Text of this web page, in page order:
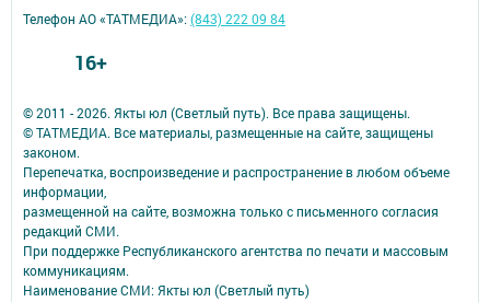
© 2011 - 2026. Якты юл (Светлый путь). Все права защищены.
© ТАТМЕДИА. Все материалы, размещенные на сайте, защищены
законом.
Перепечатка, воспроизведение и распространение в любом объеме
информации,
размещенной на сайте, возможна только с письменного согласия
редакций СМИ.
При поддержке Республиканского агентства по печати и массовым
коммуникациям.
Наименование СМИ: Якты юл (Светлый путь)
Телефон АО «ТАТМЕДИА»:(843) 222 09 84
16+